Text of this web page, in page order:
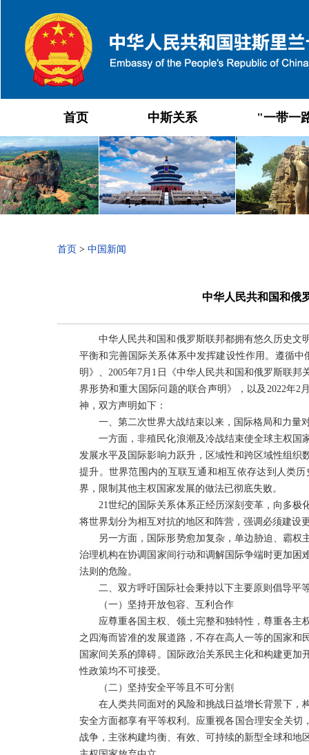
首页 中斯关系 "一带一
首页 > 中国新闻
中华人民共和国和俄
中华人民共和国和俄罗斯联邦都拥有悠久历史文
平衡和完善国际关系体系中发挥建设性作用。遵循
明》、2005年7月1日《中华人民共和国和俄罗斯联
界形势和重大国际问题的联合声明》，以及2022年
神，双方声明如下：
一、第二次世界大战结束以来，国际格局和力量
一方面，非殖民化浪潮及冷战结束使全球主权国
发展水平及国际影响力跃升，区域性和跨区域性组
提升。世界范围内的互联互通和相互依存达到人类
界，限制其他主权国家发展的做法已彻底失败。
21世纪的国际关系体系正经历深刻变革，向多
将世界划分为相互对抗的地区和阵营，强调必须建设
另一方面，国际形势愈加复杂，单边胁迫、霸
治理机构在协调国家间行动和调解国际争端时更加
法则的危险。
二、双方呼吁国际社会秉持以下主要原则倡导平
（一）坚持开放包容、互利合作
应尊重各国主权、领土完整和独特性，尊重各
之四海而皆准的发展道路，不存在高人一等的国家
国家间关系的障碍。国际政治关系民主化和构建更
性政策均不可接受。
（二）坚持安全平等且不可分割
在人类共同面对的风险和挑战日益增长背景下，
安全方面都享有平等权利。应重视各国合理安全关切
战争，主张构建均衡、有效、可持续的新型全球和